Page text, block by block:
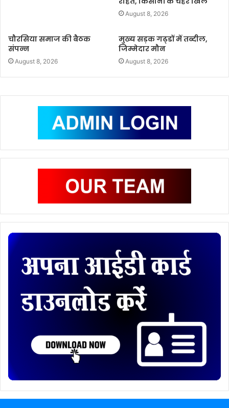
August 8, 2026
चौरसिया समाज की बैठक
संपन्न
August 8, 2026
मुख्य सड़क गढ्डों में तब्दील,
जिम्मेदार मौन
August 8, 2026